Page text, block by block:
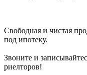
Свободная и чистая
под ипотеку.
Звоните и
риелторов!